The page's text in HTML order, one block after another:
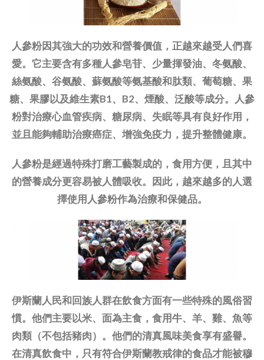
人參粉因其強大的功效和營養價值，正越來越受人們喜
愛。它主要含有多種人參皂苷、少量揮發油、冬氨酸、
絲氨酸、谷氨酸、蘇氨酸等氨基酸和肽類、葡萄糖、果
糖、果膠以及維生素B1、B2、煙酸、泛酸等成分。人參
粉對治療心血管疾病、糖尿病、失眠等具有良好作用，
並且能夠輔助治療癌症、增強免疫力，提升整體健康。
人參粉是經過特殊打磨工藝製成的，食用方便，且其中
的營養成分更容易被人體吸收。因此，越來越多的人選
擇使用人參粉作為治療和保健品。
伊斯蘭人民和回族人群在飲食方面有一些特殊的風俗習
慣。他們主要以米、面為主食，食用牛、羊、雞、魚等
肉類（不包括豬肉）。他們的清真風味美食享有盛譽。
在清真飲食中，只有符合伊斯蘭教戒律的食品才能被穆